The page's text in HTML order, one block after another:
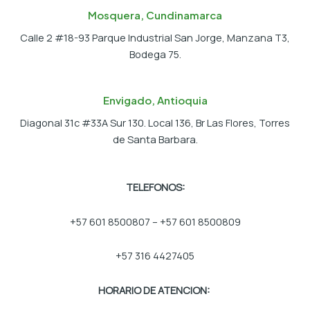
Mosquera, Cundinamarca
Calle 2 #18-93 Parque Industrial San Jorge, Manzana T3,
Bodega 75.
Envigado, Antioquia
Diagonal 31c #33A Sur 130. Local 136, Br Las Flores, Torres
de Santa Barbara.
TELEFONOS:
+57 601 8500807 – +57 601 8500809
+57 316 4427405
HORARIO DE ATENCION: